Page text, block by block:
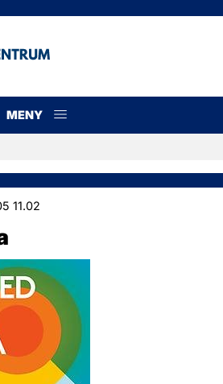
MENY
11.02